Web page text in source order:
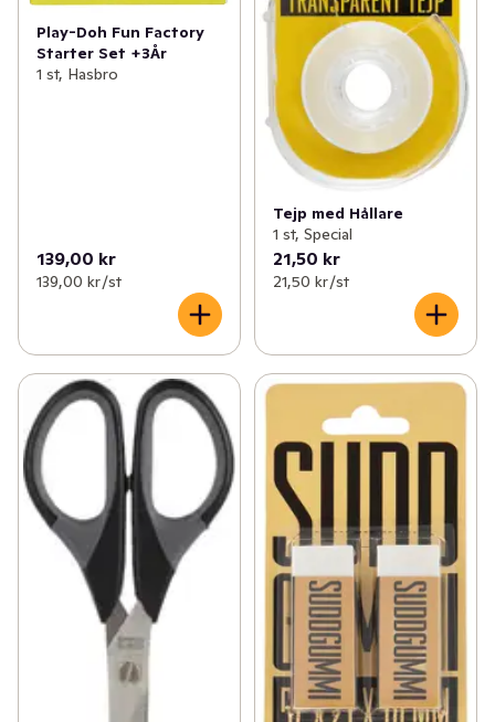
Play-Doh Fun Factory
Starter Set +3År
1 st, Hasbro
139,00 kr
139,00 kr /st
Tejp med Hållare
1 st, Special
21,50 kr
21,50 kr /st